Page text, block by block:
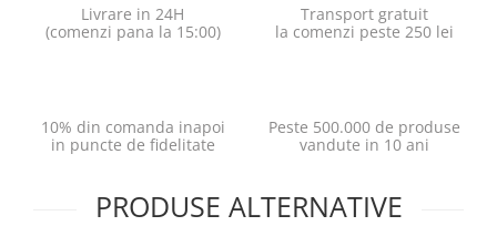
Livrare in 24H
(comenzi pana la 15:00)
Transport gratuit
la comenzi peste 250 lei
10% din comanda inapoi
in puncte de fidelitate
Peste 500.000 de produse
vandute in 10 ani
PRODUSE ALTERNATIVE